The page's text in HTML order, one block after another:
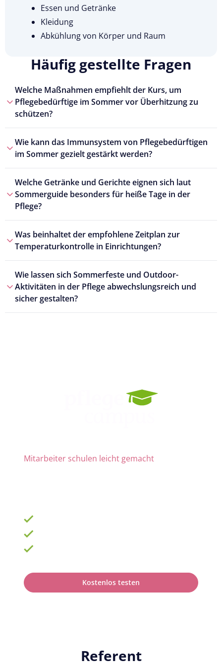
Essen und Getränke
Kleidung
Abkühlung von Körper und Raum
Häufig gestellte Fragen
Welche Maßnahmen empfiehlt der Kurs, um
Pflegebedürftige im Sommer vor Überhitzung zu
schützen?
Wie kann das Immunsystem von Pflegebedürftigen
im Sommer gezielt gestärkt werden?
Welche Getränke und Gerichte eignen sich laut
Sommerguide besonders für heiße Tage in der
Pflege?
Was beinhaltet der empfohlene Zeitplan zur
Temperaturkontrolle in Einrichtungen?
Wie lassen sich Sommerfeste und Outdoor-
Aktivitäten in der Pflege abwechslungsreich und
sicher gestalten?
Mitarbeiter schulen leicht gemacht
Kostenlos testen
Referent